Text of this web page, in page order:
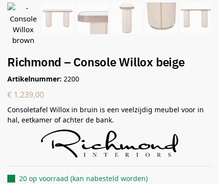
Richmond – Console Willox beige
Artikelnummer: 2200
€ 1.239,00
Consoletafel Willox in bruin is een veelzijdig meubel voor in
hal, eetkamer of achter de bank.
20 op voorraad (kan nabesteld worden)